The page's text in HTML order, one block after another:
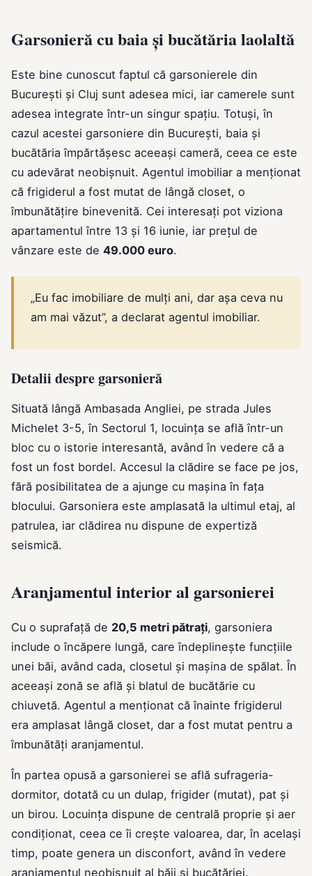
Garsonieră cu baia și bucătăria laolaltă
Este bine cunoscut faptul că garsonierele din
București și Cluj sunt adesea mici, iar camerele sunt
adesea integrate într-un singur spațiu. Totuși, în
cazul acestei garsoniere din București, baia și
bucătăria împărtășesc aceeași cameră, ceea ce este
cu adevărat neobișnuit. Agentul imobiliar a menționat
că frigiderul a fost mutat de lângă closet, o
îmbunătățire binevenită. Cei interesați pot viziona
apartamentul între 13 și 16 iunie, iar prețul de
vânzare este de 49.000 euro.
„Eu fac imobiliare de mulți ani, dar așa ceva nu
am mai văzut”, a declarat agentul imobiliar.
Detalii despre garsonieră
Situată lângă Ambasada Angliei, pe strada Jules
Michelet 3-5, în Sectorul 1, locuința se află într-un
bloc cu o istorie interesantă, având în vedere că a
fost un fost bordel. Accesul la clădire se face pe jos,
fără posibilitatea de a ajunge cu mașina în fața
blocului. Garsoniera este amplasată la ultimul etaj, al
patrulea, iar clădirea nu dispune de expertiză
seismică.
Aranjamentul interior al garsonierei
Cu o suprafață de 20,5 metri pătrați, garsoniera
include o încăpere lungă, care îndeplinește funcțiile
unei băi, având cada, closetul și mașina de spălat. În
aceeași zonă se află și blatul de bucătărie cu
chiuvetă. Agentul a menționat că înainte frigiderul
era amplasat lângă closet, dar a fost mutat pentru a
îmbunătăți aranjamentul.
În partea opusă a garsonierei se află sufrageria-
dormitor, dotată cu un dulap, frigider (mutat), pat și
un birou. Locuința dispune de centrală proprie și aer
condiționat, ceea ce îi crește valoarea, dar, în același
timp, poate genera un disconfort, având în vedere
aranjamentul neobișnuit al băii și bucătăriei.